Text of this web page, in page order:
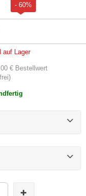
- 60%
auf Lager
€ Bestellwert